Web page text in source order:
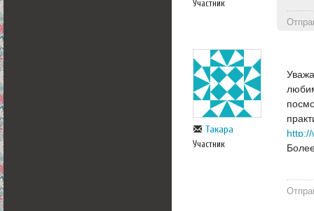
Участник
Такара
Участник